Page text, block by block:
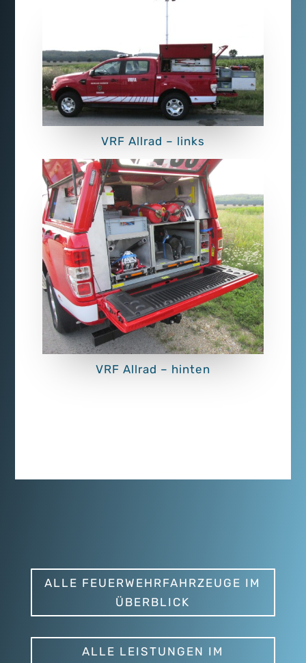
VRF Allrad – links
VRF Allrad – hinten
ALLE FEUERWEHRFAHRZEUGE IM
ÜBERBLICK
ALLE LEISTUNGEN IM